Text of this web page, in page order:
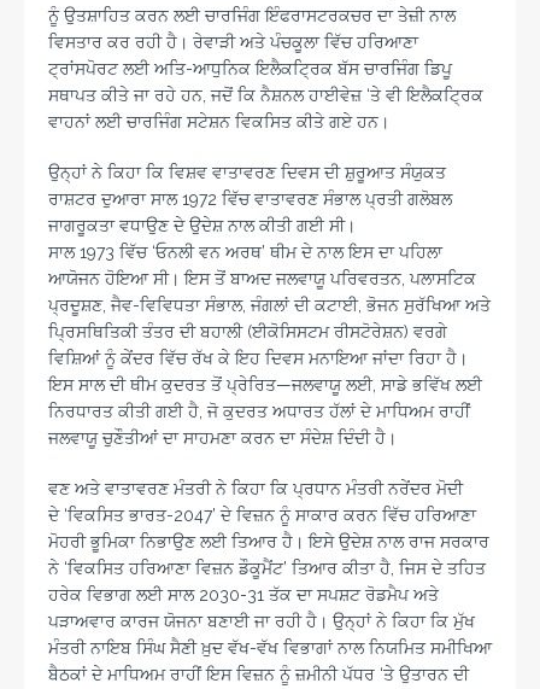
ਨੂੰ ਉਤਸ਼ਾਹਿਤ ਕਰਨ ਲਈ ਚਾਰਜਿੰਗ ਇੰਫਰਾਸਟਰਕਚਰ ਦਾ ਤੇਜ਼ੀ ਨਾਲ
ਵਿਸਤਾਰ ਕਰ ਰਹੀ ਹੈ। ਰੇਵਾੜੀ ਅਤੇ ਪੰਚਕੂਲਾ ਵਿੱਚ ਹਰਿਆਣਾ
ਟ੍ਰਾਂਸਪੋਰਟ ਲਈ ਅਤਿ-ਆਧੁਨਿਕ ਇਲੈਕਟ੍ਰਿਕ ਬੱਸ ਚਾਰਜਿੰਗ ਡਿਪੂ
ਸਥਾਪਤ ਕੀਤੇ ਜਾ ਰਹੇ ਹਨ, ਜਦੋਂ ਕਿ ਨੈਸ਼ਨਲ ਹਾਈਵੇਜ਼ ‘ਤੇ ਵੀ ਇਲੈਕਟ੍ਰਿਕ
ਵਾਹਨਾਂ ਲਈ ਚਾਰਜਿੰਗ ਸਟੇਸ਼ਨ ਵਿਕਸਿਤ ਕੀਤੇ ਗਏ ਹਨ।
ਉਨ੍ਹਾਂ ਨੇ ਕਿਹਾ ਕਿ ਵਿਸ਼ਵ ਵਾਤਾਵਰਣ ਦਿਵਸ ਦੀ ਸ਼ੁਰੂਆਤ ਸੰਯੁਕਤ
ਰਾਸ਼ਟਰ ਦੁਆਰਾ ਸਾਲ 1972 ਵਿੱਚ ਵਾਤਾਵਰਣ ਸੰਭਾਲ ਪ੍ਰਤੀ ਗਲੋਬਲ
ਜਾਗਰੂਕਤਾ ਵਧਾਉਣ ਦੇ ਉਦੇਸ਼ ਨਾਲ ਕੀਤੀ ਗਈ ਸੀ।
ਸਾਲ 1973 ਵਿੱਚ ‘ਓਨਲੀ ਵਨ ਅਰਥ’ ਥੀਮ ਦੇ ਨਾਲ ਇਸ ਦਾ ਪਹਿਲਾ
ਆਯੋਜਨ ਹੋਇਆ ਸੀ। ਇਸ ਤੋਂ ਬਾਅਦ ਜਲਵਾਯੂ ਪਰਿਵਰਤਨ, ਪਲਾਸਟਿਕ
ਪ੍ਰਦੂਸ਼ਣ, ਜੈਵ-ਵਿਵਿਧਤਾ ਸੰਭਾਲ, ਜੰਗਲਾਂ ਦੀ ਕਟਾਈ, ਭੋਜਨ ਸੁਰੱਖਿਆ ਅਤੇ
ਪ੍ਰਿਸਥਿਤਿਕੀ ਤੰਤਰ ਦੀ ਬਹਾਲੀ (ਈਕੋਸਿਸਟਮ ਰੀਸਟੋਰੇਸ਼ਨ) ਵਰਗੇ
ਵਿਸ਼ਿਆਂ ਨੂੰ ਕੇਂਦਰ ਵਿੱਚ ਰੱਖ ਕੇ ਇਹ ਦਿਵਸ ਮਨਾਇਆ ਜਾਂਦਾ ਰਿਹਾ ਹੈ।
ਇਸ ਸਾਲ ਦੀ ਥੀਮ ਕੁਦਰਤ ਤੋਂ ਪ੍ਰੇਰਿਤ—ਜਲਵਾਯੂ ਲਈ, ਸਾਡੇ ਭਵਿੱਖ ਲਈ
ਨਿਰਧਾਰਤ ਕੀਤੀ ਗਈ ਹੈ, ਜੋ ਕੁਦਰਤ ਅਧਾਰਤ ਹੱਲਾਂ ਦੇ ਮਾਧਿਅਮ ਰਾਹੀਂ
ਜਲਵਾਯੂ ਚੁਣੌਤੀਆਂ ਦਾ ਸਾਹਮਣਾ ਕਰਨ ਦਾ ਸੰਦੇਸ਼ ਦਿੰਦੀ ਹੈ।
ਵਣ ਅਤੇ ਵਾਤਾਵਰਣ ਮੰਤਰੀ ਨੇ ਕਿਹਾ ਕਿ ਪ੍ਰਧਾਨ ਮੰਤਰੀ ਨਰੇਂਦਰ ਮੋਦੀ
ਦੇ ‘ਵਿਕਸਿਤ ਭਾਰਤ-2047’ ਦੇ ਵਿਜ਼ਨ ਨੂੰ ਸਾਕਾਰ ਕਰਨ ਵਿੱਚ ਹਰਿਆਣਾ
ਮੋਹਰੀ ਭੂਮਿਕਾ ਨਿਭਾਉਣ ਲਈ ਤਿਆਰ ਹੈ। ਇਸੇ ਉਦੇਸ਼ ਨਾਲ ਰਾਜ ਸਰਕਾਰ
ਨੇ ‘ਵਿਕਸਿਤ ਹਰਿਆਣਾ ਵਿਜ਼ਨ ਡੌਕੂਮੈਂਟ’ ਤਿਆਰ ਕੀਤਾ ਹੈ, ਜਿਸ ਦੇ ਤਹਿਤ
ਹਰੇਕ ਵਿਭਾਗ ਲਈ ਸਾਲ 2030-31 ਤੱਕ ਦਾ ਸਪਸ਼ਟ ਰੋਡਮੈਪ ਅਤੇ
ਪੜਾਅਵਾਰ ਕਾਰਜ ਯੋਜਨਾ ਬਣਾਈ ਜਾ ਰਹੀ ਹੈ। ਉਨ੍ਹਾਂ ਨੇ ਕਿਹਾ ਕਿ ਮੁੱਖ
ਮੰਤਰੀ ਨਾਇਬ ਸਿੰਘ ਸੈਣੀ ਖ਼ੁਦ ਵੱਖ-ਵੱਖ ਵਿਭਾਗਾਂ ਨਾਲ ਨਿਯਮਿਤ ਸਮੀਖਿਆ
ਬੈਠਕਾਂ ਦੇ ਮਾਧਿਅਮ ਰਾਹੀਂ ਇਸ ਵਿਜ਼ਨ ਨੂੰ ਜ਼ਮੀਨੀ ਪੱਧਰ ‘ਤੇ ਉਤਾਰਨ ਦੀ